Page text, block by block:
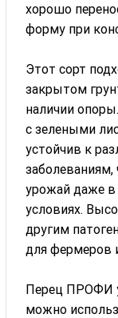
хорошо
форму при
Этот сорт
закрытом
наличии
с зелеными
устойчив к
заболеваниям,
урожай даже в
условиях.
другим
для фермеров
Перец ПРОФИ
можно